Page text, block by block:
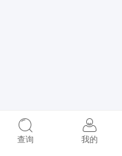
查询 我的